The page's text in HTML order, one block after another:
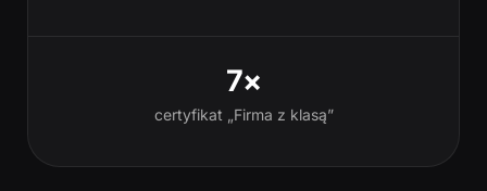
7×
certyfikat „Firma z klasą”